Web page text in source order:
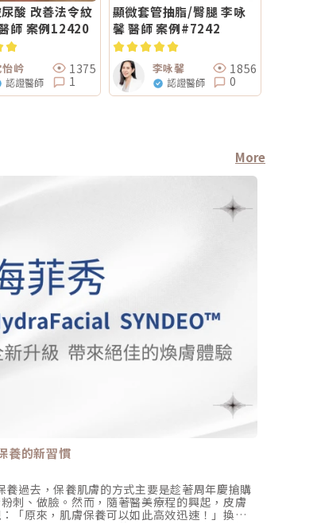
酸 改善法令紋
師 案例12420
怡岒
認證醫師
1375
1
顯微套管抽脂/臀腿 李咏
馨 醫師 案例#7242
李咏馨
認證醫師
1856
0
More
養的新習慣
過去，保養肌膚的方式主要是趁著周年慶搶購
刺、做臉。然而，隨著醫美療程的興起，皮膚
「原來，肌膚保養可以如此高效迅速！」換句